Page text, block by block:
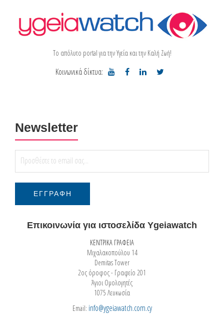
Το απόλυτο portal για την Υγεία και την Καλή Ζωή!
Κοινωνικά δίκτυα:
Newsletter
Επικοινωνία για ιστοσελίδα Ygeiawatch
ΚΕΝΤΡΙΚΑ ΓΡΑΦΕΙΑ
Μιχαλακοπούλου 14
Demitas Tower
2ος όροφος - Γραφείο 201
Άγιοι Ομολογητές
1075 Λευκωσία
Email: info@ygeiawatch.com.cy